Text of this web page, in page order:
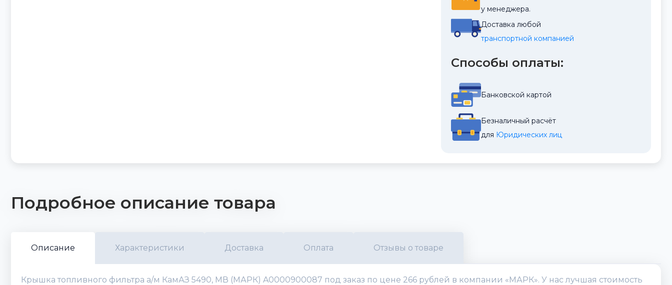
у менеджера.
Доставка любой
транспортной компанией
Способы оплаты:
Банковской картой
Безналичный расчёт
для Юридических лиц
Подробное описание товара
Описание Характеристики Доставка Оплата Отзывы о товаре
Крышка топливного фильтра а/м КамАЗ 5490, MВ (МАРК) A0000900087 под заказ по цене 266 рублей в компании «МАРК». У нас лучшая стоимость